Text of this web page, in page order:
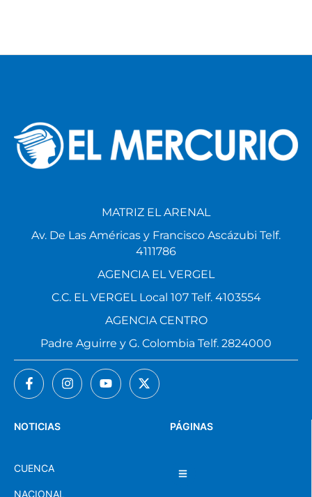
PÁGINAS
NOTICIAS
CUENCA
NACIONAL
MATRIZ EL ARENAL
Av. De Las Américas y Francisco Ascázubi Telf.
4111786
AGENCIA EL VERGEL
C.C. EL VERGEL Local 107 Telf. 4103554
AGENCIA CENTRO
Padre Aguirre y G. Colombia Telf. 2824000